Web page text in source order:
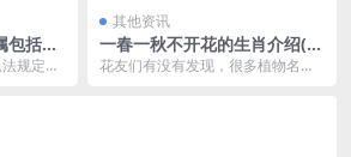
包括
规定义
其他资讯
一春一秋不开花的生肖介绍(一
春一秋不开花是什么生肖)
花友们有没有发现，很多植物名字